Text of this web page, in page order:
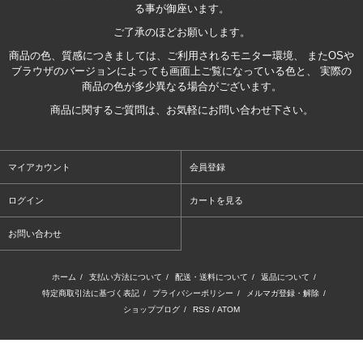
る事が御座います。
ご了承のほどお願いします。
商品の色、質感につきましては、ご利用されるモニター環境、 またOSや
ブラウザのバージョンによっても画面上ご覧になっている色と、 実際の
商品の色が多少異なる場合がございます。
商品に関するご質問は、お気軽にお問い合わせ下さい。
マイアカウント 会員登録
ログイン カートを見る
お問い合わせ
ホーム / 支払い方法について / 配送・送料について / 返品について /
特定商取引法に基づく表記 / プライバシーポリシー / メルマガ登録・解除 /
ショップブログ / RSS / ATOM